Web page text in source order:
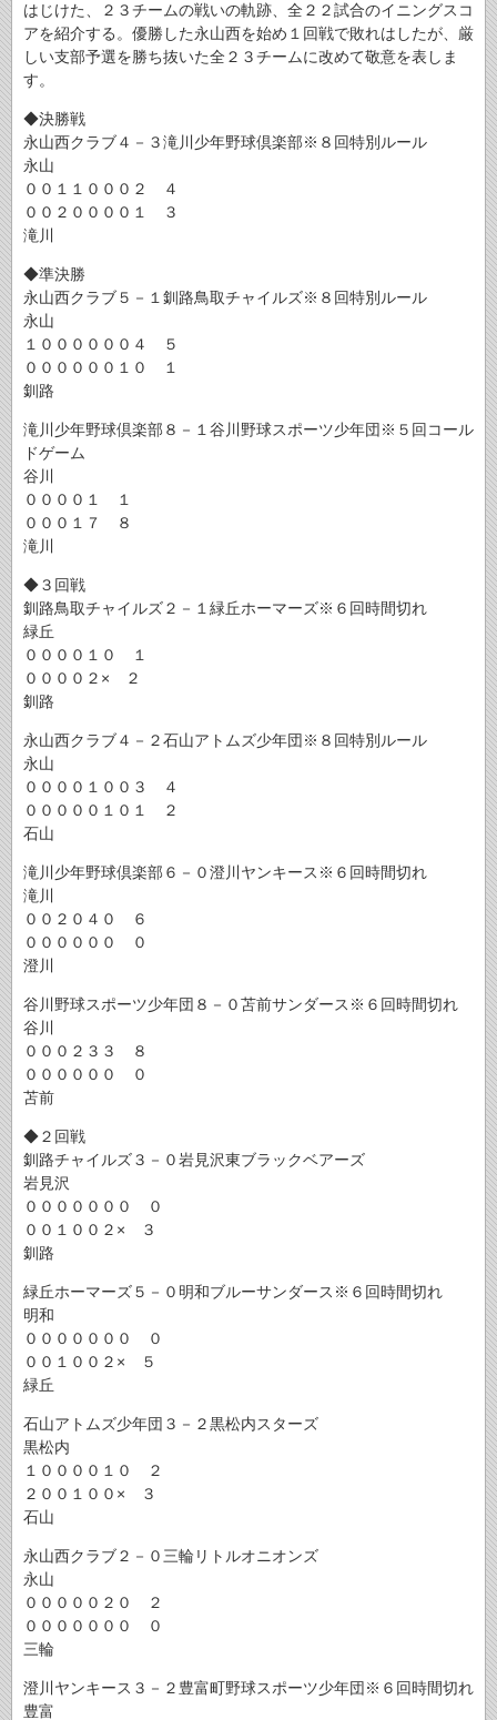
はじけた、２３チームの戦いの軌跡、全２２試合のイニングスコ
アを紹介する。優勝した永山西を始め１回戦で敗れはしたが、厳
しい支部予選を勝ち抜いた全２３チームに改めて敬意を表しま
す。
◆決勝戦
永山西クラブ４－３滝川少年野球倶楽部※８回特別ルール
永山
００１１０００２ ４
００２００００１ ３
滝川
◆準決勝
永山西クラブ５－１釧路鳥取チャイルズ※８回特別ルール
永山
１００００００４ ５
００００００１０ １
釧路
滝川少年野球倶楽部８－１谷川野球スポーツ少年団※５回コール
ドゲーム
谷川
００００１ １
０００１７ ８
滝川
◆３回戦
釧路鳥取チャイルズ２－１緑丘ホーマーズ※６回時間切れ
緑丘
００００１０ １
００００２× ２
釧路
永山西クラブ４－２石山アトムズ少年団※８回特別ルール
永山
００００１００３ ４
０００００１０１ ２
石山
滝川少年野球倶楽部６－０澄川ヤンキース※６回時間切れ
滝川
００２０４０ ６
００００００ ０
澄川
谷川野球スポーツ少年団８－０苫前サンダース※６回時間切れ
谷川
０００２３３ ８
００００００ ０
苫前
◆２回戦
釧路チャイルズ３－０岩見沢東ブラックベアーズ
岩見沢
０００００００ ０
００１００２× ３
釧路
緑丘ホーマーズ５－０明和ブルーサンダース※６回時間切れ
明和
０００００００ ０
００１００２× ５
緑丘
石山アトムズ少年団３－２黒松内スターズ
黒松内
１００００１０ ２
２００１００× ３
石山
永山西クラブ２－０三輪リトルオニオンズ
永山
０００００２０ ２
０００００００ ０
三輪
澄川ヤンキース３－２豊富町野球スポーツ少年団※６回時間切れ
豊富